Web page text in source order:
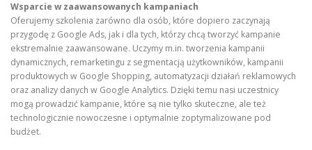
Wsparcie w zaawansowanych kampaniach
Oferujemy szkolenia zarówno dla osób, które dopiero zaczynają
przygodę z Google Ads, jak i dla tych, którzy chcą tworzyć kampanie
ekstremalnie zaawansowane. Uczymy m.in. tworzenia kampanii
dynamicznych, remarketingu z segmentacją użytkowników, kampanii
produktowych w Google Shopping, automatyzacji działań reklamowych
oraz analizy danych w Google Analytics. Dzięki temu nasi uczestnicy
mogą prowadzić kampanie, które są nie tylko skuteczne, ale też
technologicznie nowoczesne i optymalnie zoptymalizowane pod
budżet.